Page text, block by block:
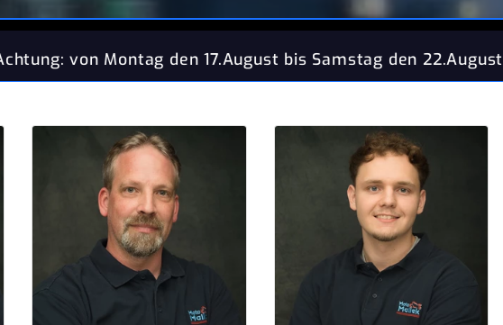
den 17.August bis Samstag den 22.August 26' machen